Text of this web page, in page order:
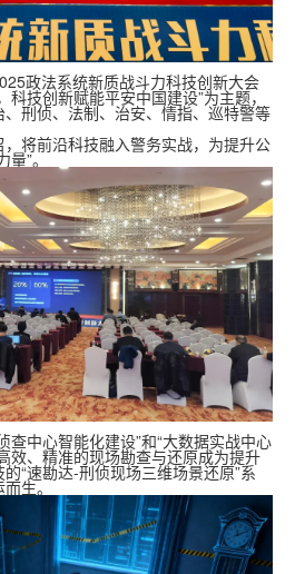
政法系统新质战斗力科技创新大会
科技创新赋能平安中国建设”为主题，
刑侦、法制、治安、情指、巡特警等
将前沿科技融入警务实战，为提升公
量”。
查中心智能化建设”和“大数据实战中心
效、精准的现场勘查与还原成为提升
“速勘达-刑侦现场三维场景还原”系
而生。